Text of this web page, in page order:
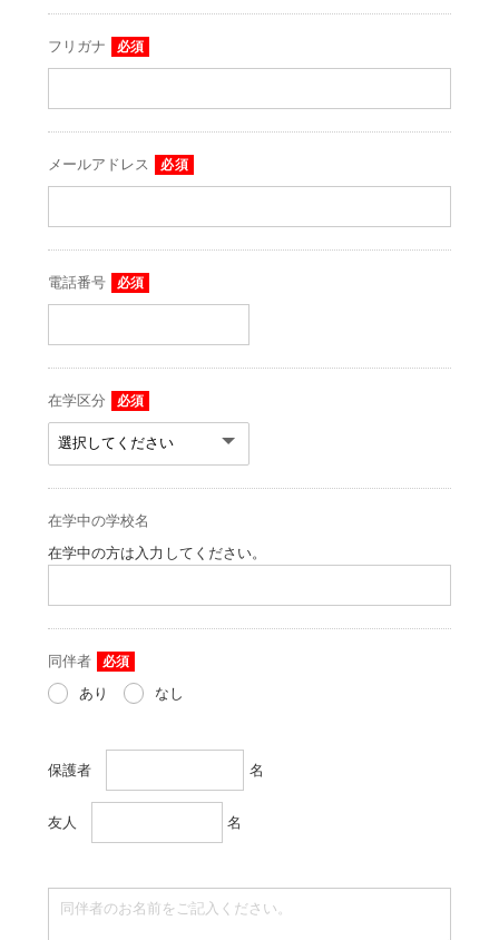
フリガナ 必須
メールアドレス 必須
電話番号 必須
在学区分 必須
在学中の学校名
在学中の方は入力してください。
同伴者 必須
あり なし
保護者 名
友人 名